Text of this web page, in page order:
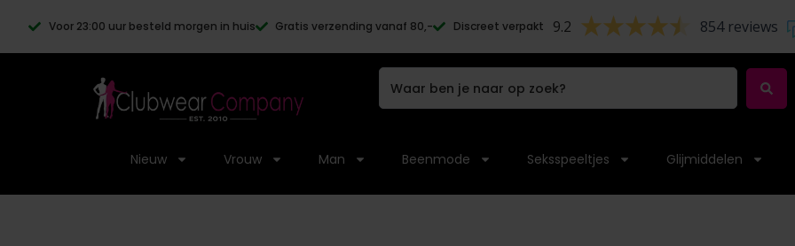
Voor 23:00 uur besteld morgen in huis Gratis verzending vanaf 80,- Discreet verpakt 9.2 854 reviews
Nieuw Vrouw Man Beenmode Seksspeeltjes Glijmiddelen